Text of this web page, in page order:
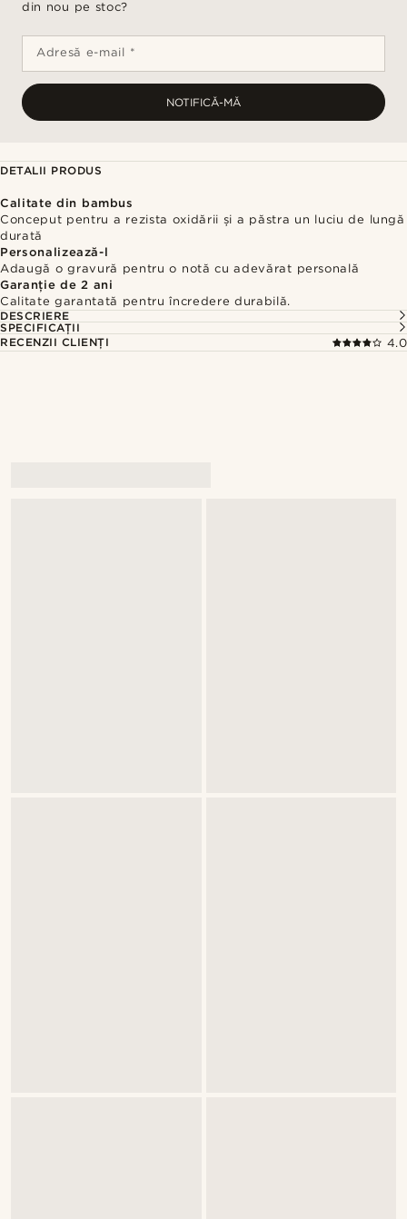
din nou pe stoc?
Adresă e-mail *
NOTIFICĂ-MĂ
DETALII PRODUS
Calitate din bambus
Conceput pentru a rezista oxidării și a păstra un luciu de lungă
durată
Personalizează-l
Adaugă o gravură pentru o notă cu adevărat personală
Garanție de 2 ani
Calitate garantată pentru încredere durabilă.
DESCRIERE
SPECIFICAȚII
RECENZII CLIENȚI
4.0